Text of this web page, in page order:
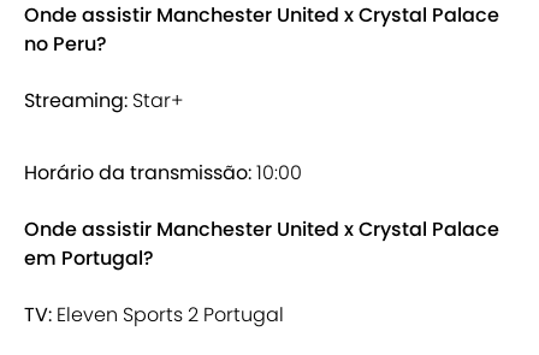
Onde assistir Manchester United x Crystal Palace
no Peru?
Streaming: Star+
Horário da transmissão:10:00
Onde assistir Manchester United x Crystal Palace
em Portugal?
TV: Eleven Sports 2 Portugal